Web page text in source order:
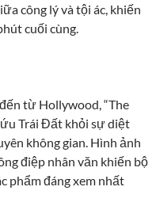
công lý và tội ác, khiến
cuối cùng.
từ Hollywood, “The
Trái Đất khỏi sự diệt
không gian. Hình ảnh
điệp nhân văn khiến bộ
phẩm đáng xem nhất